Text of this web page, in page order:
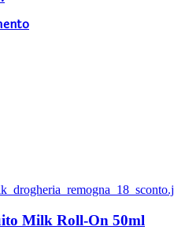
Milk Roll-On 50ml